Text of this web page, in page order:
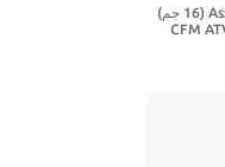
بكرة محرك CVT الأساسية Assy (16 جم)